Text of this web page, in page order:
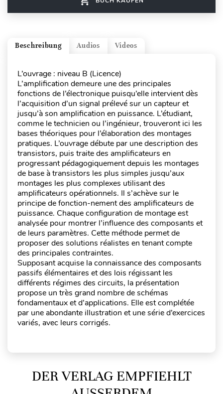
Videos
Audios
Beschreibung
L’ouvrage : niveau B (Licence)
L’amplification demeure une des principales
fonctions de l’électronique puisqu’elle intervient dès
l’acquisition d’un signal prélevé sur un capteur et
jusqu’à son amplification en puissance. L’étudiant,
comme le technicien ou l’ingénieur, trouveront ici les
bases théoriques pour l’élaboration des montages
pratiques. L’ouvrage débute par une description des
transistors, puis traite des amplificateurs en
progressant pédagogiquement depuis les montages
de base à transistors les plus simples jusqu’aux
montages les plus complexes utilisant des
amplificateurs opérationnels. Il s’achève sur le
principe de fonction-nement des amplificateurs de
puissance. Chaque configuration de montage est
analysée pour montrer l’influence des composants et
de leurs paramètres. Cette méthode permet de
proposer des solutions réalistes en tenant compte
des principales contraintes.
Supposant acquise la connaissance des composants
passifs élémentaires et des lois régissant les
différents régimes des circuits, la présentation
propose un très grand nombre de schémas
fondamentaux et d’applications. Elle est complétée
par une abondante illustration et une série d’exercices
variés, avec leurs corrigés.
DER VERLAG EMPFIEHLT